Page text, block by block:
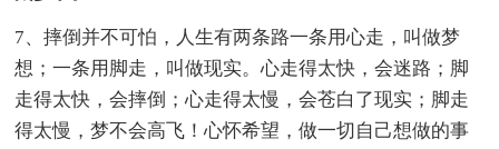
7、摔倒并不可怕，人生有两条路一条用心走，叫做梦
想；一条用脚走，叫做现实。心走得太快，会迷路；脚
走得太快，会摔倒；心走得太慢，会苍白了现实；脚走
得太慢，梦不会高飞！心怀希望，做一切自己想做的事